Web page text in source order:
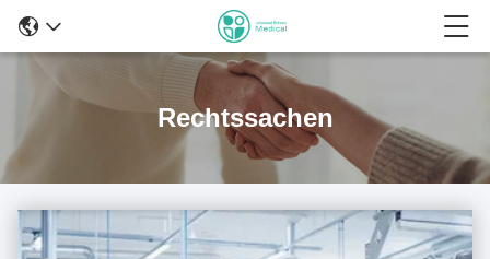
Rechtssachen